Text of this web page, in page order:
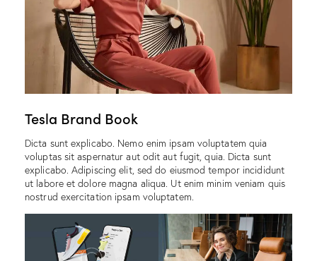
Tesla Brand Book
Dicta sunt explicabo. Nemo enim ipsam voluptatem quia
voluptas sit aspernatur aut odit aut fugit, quia. Dicta sunt
explicabo. Adipiscing elit, sed do eiusmod tempor incididunt
ut labore et dolore magna aliqua. Ut enim minim veniam quis
nostrud exercitation ipsam voluptatem.